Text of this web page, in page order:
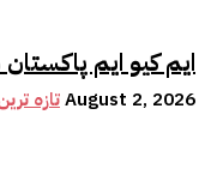
ایم کیو ایم
تازہAugust 2, 2026